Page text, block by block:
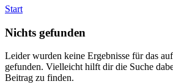
Start
Nichts gefunden
Leider wurden keine Ergebnisse für das
gefunden. Vielleicht hilft dir die Suche
Beitrag zu finden.